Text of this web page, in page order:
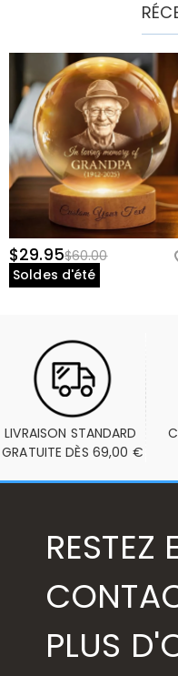
$29.95$60.00
Soldes d'été
LIVRAISON STANDARD
GRATUITE DÈS 69,00 €
RESTEZ
PLUS